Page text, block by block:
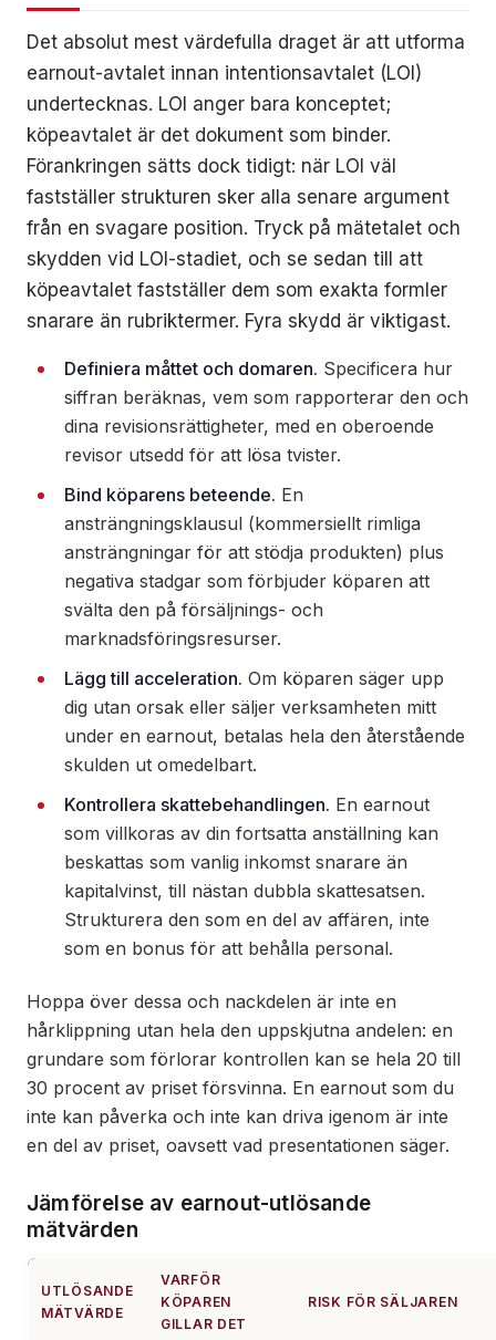
Det absolut mest värdefulla draget är att utforma
earnout-avtalet innan intentionsavtalet (LOI)
undertecknas. LOI anger bara konceptet;
köpeavtalet är det dokument som binder.
Förankringen sätts dock tidigt: när LOI väl
fastställer strukturen sker alla senare argument
från en svagare position. Tryck på mätetalet och
skydden vid LOI-stadiet, och se sedan till att
köpeavtalet fastställer dem som exakta formler
snarare än rubriktermer. Fyra skydd är viktigast.
Definiera måttet och domaren. Specificera hur
siffran beräknas, vem som rapporterar den och
dina revisionsrättigheter, med en oberoende
revisor utsedd för att lösa tvister.
Bind köparens beteende. En
ansträngningsklausul (kommersiellt rimliga
ansträngningar för att stödja produkten) plus
negativa stadgar som förbjuder köparen att
svälta den på försäljnings- och
marknadsföringsresurser.
Lägg till acceleration. Om köparen säger upp
dig utan orsak eller säljer verksamheten mitt
under en earnout, betalas hela den återstående
skulden ut omedelbart.
Kontrollera skattebehandlingen. En earnout
som villkoras av din fortsatta anställning kan
beskattas som vanlig inkomst snarare än
kapitalvinst, till nästan dubbla skattesatsen.
Strukturera den som en del av affären, inte
som en bonus för att behålla personal.
Hoppa över dessa och nackdelen är inte en
hårklippning utan hela den uppskjutna andelen: en
grundare som förlorar kontrollen kan se hela 20 till
30 procent av priset försvinna. En earnout som du
inte kan påverka och inte kan driva igenom är inte
en del av priset, oavsett vad presentationen säger.
Jämförelse av earnout-utlösande
mätvärden
UTLÖSANDE
MÄTVÄRDE
VARFÖR
KÖPAREN
GILLAR DET
RISK FÖR SÄLJAREN